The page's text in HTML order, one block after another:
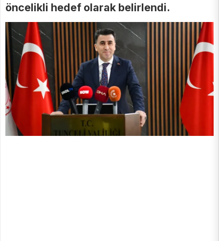
öncelikli hedef olarak belirlendi.